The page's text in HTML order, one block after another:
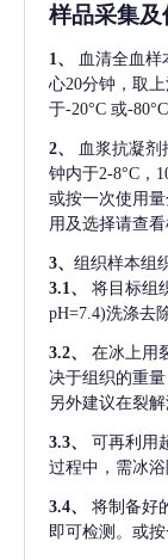
样品采集及
1、 血清全血样
心20分钟，取
于-20°C 或-80°C
2、 血浆抗凝剂
钟内于2-8°C，
或按一次使用量
用及选择请查看
3、 组织样本组
3.1、
将目标组
pH=7.4)洗涤去
3.2、
在冰上用
决于组织的重
另外建议在裂
3.3、 可再利用
过程中，需冰浴
3.4、 将制备好
即可检测。或按